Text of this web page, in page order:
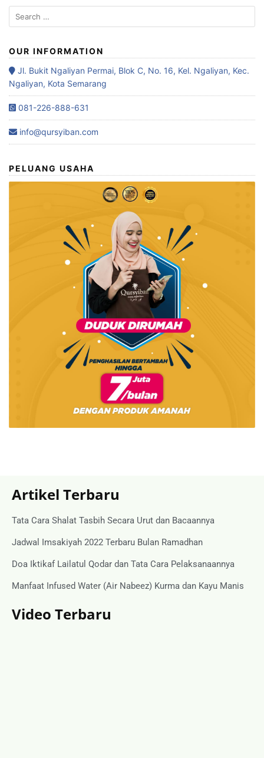
OUR INFORMATION
Jl. Bukit Ngaliyan Permai, Blok C, No. 16, Kel. Ngaliyan, Kec.
Ngaliyan, Kota Semarang
081-226-888-631
info@qursyiban.com
PELUANG USAHA
Artikel Terbaru
Tata Cara Shalat Tasbih Secara Urut dan Bacaannya
Jadwal Imsakiyah 2022 Terbaru Bulan Ramadhan
Doa Iktikaf Lailatul Qodar dan Tata Cara Pelaksanaannya
Manfaat Infused Water (Air Nabeez) Kurma dan Kayu Manis
Video Terbaru